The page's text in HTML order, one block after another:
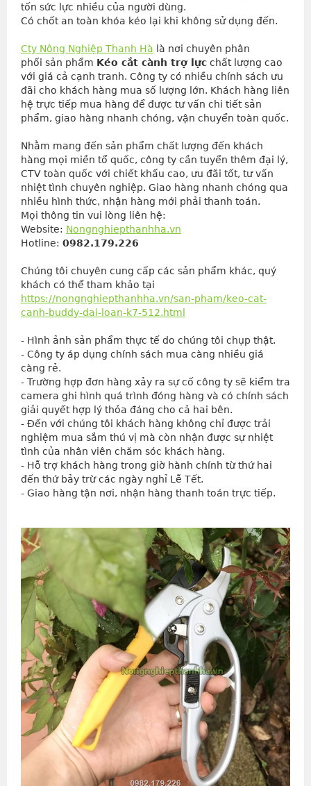
tốn sức lực nhiều của người dùng.
Có chốt an toàn khóa kéo lại khi không sử dụng đến.
Cty Nông Nghiệp Thanh Hà là nơi chuyên phân
phối sản phẩm Kéo cắt cành trợ lực chất lượng cao
với giá cả cạnh tranh. Công ty có nhiều chính sách ưu
đãi cho khách hàng mua số lượng lớn. Khách hàng liên
hệ trực tiếp mua hàng để được tư vấn chi tiết sản
phẩm, giao hàng nhanh chóng, vận chuyển toàn quốc.
Nhằm mang đến sản phẩm chất lượng đến khách
hàng mọi miền tổ quốc, công ty cần tuyển thêm đại lý,
CTV toàn quốc với chiết khấu cao, ưu đãi tốt, tư vấn
nhiệt tình chuyên nghiệp. Giao hàng nhanh chóng qua
nhiều hình thức, nhận hàng mới phải thanh toán.
Mọi thông tin vui lòng liên hệ:
Website: Nongnghiepthanhha.vn
Hotline: 0982.179.226
Chúng tôi chuyên cung cấp các sản phẩm khác, quý
khách có thể tham khảo tại
https://nongnghiepthanhha.vn/san-pham/keo-cat-
canh-buddy-dai-loan-k7-512.html
- Hình ảnh sản phẩm thực tế do chúng tôi chụp thật.
- Công ty áp dụng chính sách mua càng nhiều giá
càng rẻ.
- Trường hợp đơn hàng xảy ra sự cố công ty sẽ kiểm tra
camera ghi hình quá trình đóng hàng và có chính sách
giải quyết hợp lý thỏa đáng cho cả hai bên.
- Đến với chúng tôi khách hàng không chỉ được trải
nghiệm mua sắm thú vị mà còn nhận được sự nhiệt
tình của nhân viên chăm sóc khách hàng.
- Hỗ trợ khách hàng trong giờ hành chính từ thứ hai
đến thứ bảy trừ các ngày nghỉ Lễ Tết.
- Giao hàng tận nơi, nhận hàng thanh toán trực tiếp.